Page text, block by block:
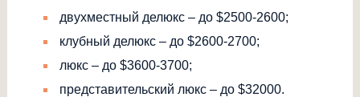
двухместный делюкс – до $2500-2600;
клубный делюкс – до $2600-2700;
люкс – до $3600-3700;
представительский люкс – до $32000.